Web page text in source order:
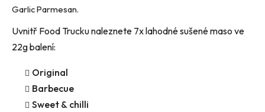
Garlic Parmesan.
Uvnitř Food Trucku naleznete 7x lahodné sušené maso ve
22g balení:
Original
Barbecue
Sweet & chilli